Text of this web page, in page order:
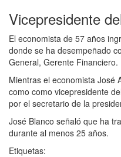
Vicepresidente
El economista de 57 años
donde se ha desempeñado
General, Gerente Financiero.
Mientras el economista José
como como vicepresidente
por el secretario de la
José Blanco señaló que ha
durante al menos 25 años.
Etiquetas: